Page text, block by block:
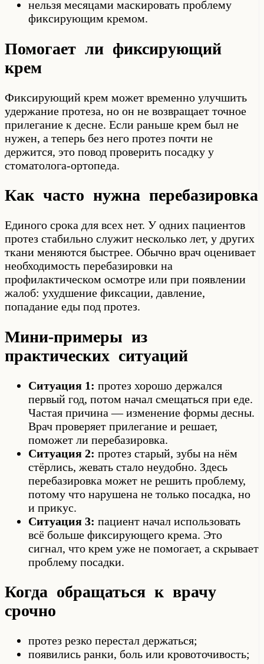
нельзя месяцами маскировать проблему
фиксирующим кремом.
Помогает ли фиксирующий
крем
Фиксирующий крем может временно улучшить
удержание протеза, но он не возвращает точное
прилегание к десне. Если раньше крем был не
нужен, а теперь без него протез почти не
держится, это повод проверить посадку у
стоматолога-ортопеда.
Как часто нужна перебазировка
Единого срока для всех нет. У одних пациентов
протез стабильно служит несколько лет, у других
ткани меняются быстрее. Обычно врач оценивает
необходимость перебазировки на
профилактическом осмотре или при появлении
жалоб: ухудшение фиксации, давление,
попадание еды под протез.
Мини-примеры из
практических ситуаций
Ситуация 1: протез хорошо держался
первый год, потом начал смещаться при еде.
Частая причина — изменение формы десны.
Врач проверяет прилегание и решает,
поможет ли перебазировка.
Ситуация 2: протез старый, зубы на нём
стёрлись, жевать стало неудобно. Здесь
перебазировка может не решить проблему,
потому что нарушена не только посадка, но
и прикус.
Ситуация 3: пациент начал использовать
всё больше фиксирующего крема. Это
сигнал, что крем уже не помогает, а скрывает
проблему посадки.
Когда обращаться к врачу
срочно
протез резко перестал держаться;
появились ранки, боль или кровоточивость;